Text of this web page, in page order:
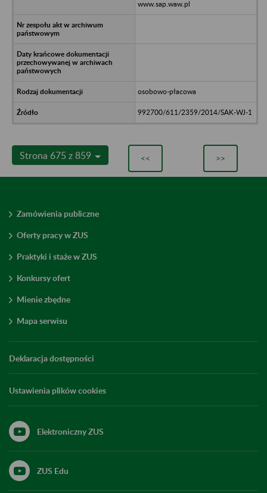
www.sap.waw.pl
osobowo-płacowa
992700/611/2359/2014/SAK-WJ-1
Strona 675 z 859 << >>
Zamówienia publiczne
Oferty pracy w ZUS
Praktyki i staże w ZUS
Konkursy ofert
Mienie zbędne
Mapa serwisu
Deklaracja dostępności
Ustawienia plików cookies
Elektroniczny ZUS
ZUS Edu